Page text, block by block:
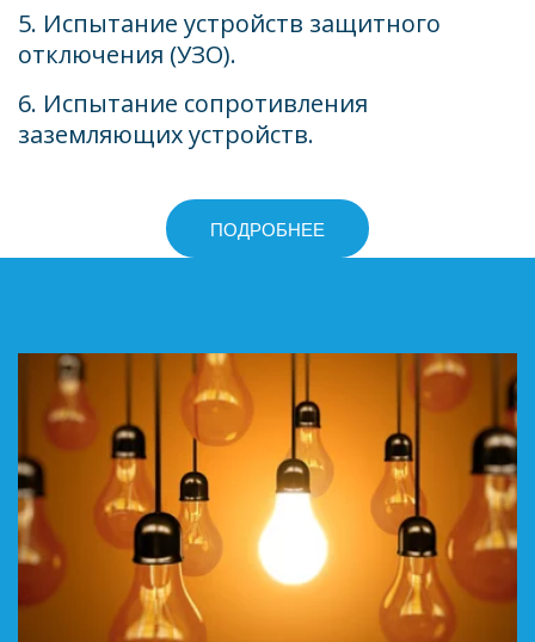
5. Испытание устройств защитного
отключения (УЗО).
6. Испытание сопротивления
заземляющих устройств.
ПОДРОБНЕЕ